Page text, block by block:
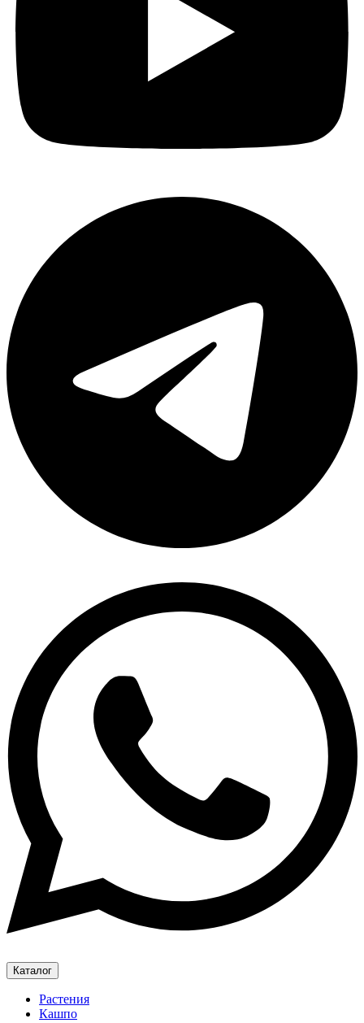
Каталог
Растения
Кашпо